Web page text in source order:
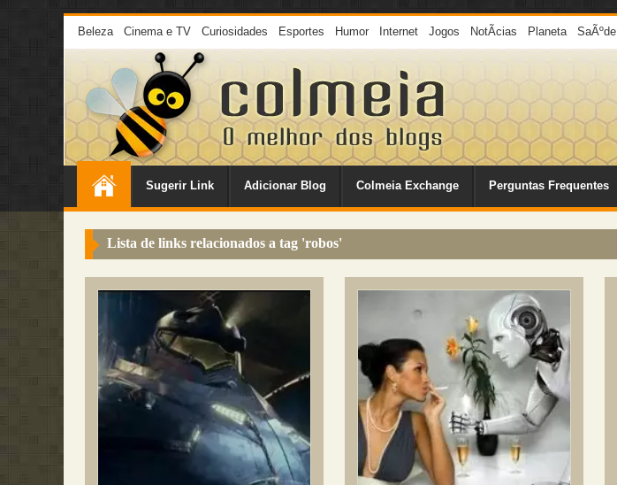
Beleza Cinema e TV Curiosidades Esportes Humor Internet Jogos NotÃ­cias Planeta SaÃºde
Sugerir Link Adicionar Blog Colmeia Exchange Perguntas Frequentes
Lista de links relacionados a tag 'robos'